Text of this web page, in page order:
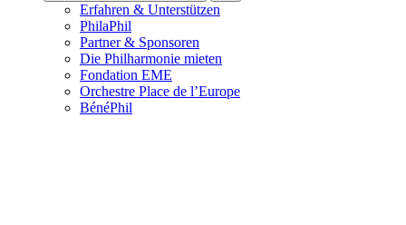
Erfahren & Unterstützen
PhilaPhil
Partner & Sponsoren
Die Philharmonie mieten
Fondation EME
Orchestre Place de l’Europe
BénéPhil